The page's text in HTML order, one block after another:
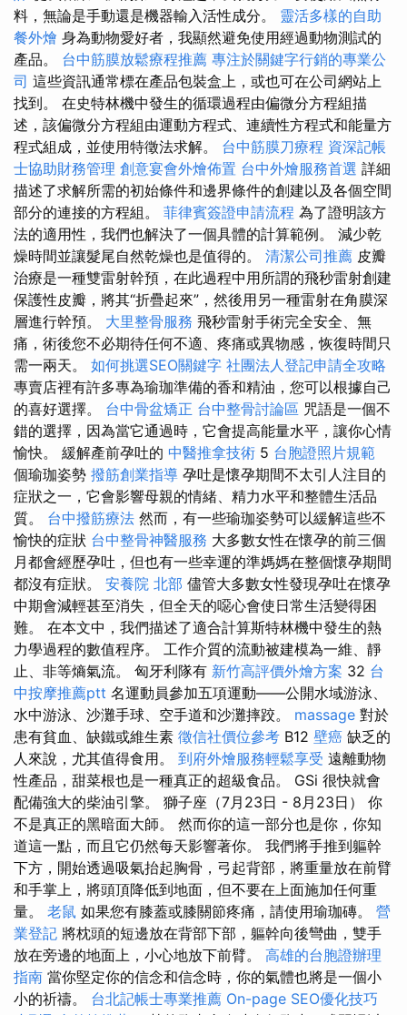
料，無論是手動還是機器輸入活性成分。 靈活多樣的自助
餐外燴 身為動物愛好者，我顯然避免使用經過動物測試的
產品。 台中筋膜放鬆療程推薦 專注於關鍵字行銷的專業公
司 這些資訊通常標在產品包裝盒上，或也可在公司網站上
找到。 在史特林機中發生的循環過程由偏微分方程組描
述，該偏微分方程組由運動方程式、連續性方程式和能量方
程式組成，並使用特徵法求解。 台中筋膜刀療程 資深記帳
士協助財務管理 創意宴會外燴佈置 台中外燴服務首選 詳細
描述了求解所需的初始條件和邊界條件的創建以及各個空間
部分的連接的方程組。 菲律賓簽證申請流程 為了證明該方
法的適用性，我們也解決了一個具體的計算範例。 減少乾
燥時間並讓髮尾自然乾燥也是值得的。 清潔公司推薦 皮瓣
治療是一種雙雷射幹預，在此過程中用所謂的飛秒雷射創建
保護性皮瓣，將其“折疊起來”，然後用另一種雷射在角膜深
層進行幹預。 大里整骨服務 飛秒雷射手術完全安全、無
痛，術後您不必期待任何不適、疼痛或異物感，恢復時間只
需一兩天。 如何挑選SEO關鍵字 社團法人登記申請全攻略
專賣店裡有許多專為瑜珈準備的香和精油，您可以根據自己
的喜好選擇。 台中骨盆矯正 台中整骨討論區 咒語是一個不
錯的選擇，因為當它通過時，它會提高能量水平，讓你心情
愉快。 緩解產前孕吐的 中醫推拿技術 5 台胞證照片規範
個瑜珈姿勢 撥筋創業指導 孕吐是懷孕期間不太引人注目的
症狀之一，它會影響母親的情緒、精力水平和整體生活品
質。 台中撥筋療法 然而，有一些瑜珈姿勢可以緩解這些不
愉快的症狀 台中整骨神醫服務 大多數女性在懷孕的前三個
月都會經歷孕吐，但也有一些幸運的準媽媽在整個懷孕期間
都沒有症狀。 安養院 北部 儘管大多數女性發現孕吐在懷孕
中期會減輕甚至消失，但全天的噁心會使日常生活變得困
難。 在本文中，我們描述了適合計算斯特林機中發生的熱
力學過程的數值程序。 工作介質的流動被建模為一維、靜
止、非等熵氣流。 匈牙利隊有 新竹高評價外燴方案 32 台
中按摩推薦ptt 名運動員參加五項運動——公開水域游泳、
水中游泳、沙灘手球、空手道和沙灘摔跤。 massage 對於
患有貧血、缺鐵或維生素 徵信社價位參考 B12 壁癌 缺乏的
人來說，尤其值得食用。 到府外燴服務輕鬆享受 遠離動物
性產品，甜菜根也是一種真正的超級食品。 GSi 很快就會
配備強大的柴油引擎。 獅子座（7月23日 - 8月23日） 你
不是真正的黑暗面大師。 然而你的這一部分也是你，你知
道這一點，而且它仍然每天影響著你。 我們將手推到軀幹
下方，開始透過吸氣抬起胸骨，弓起背部，將重量放在前臂
和手掌上，將頭頂降低到地面，但不要在上面施加任何重
量。 老鼠 如果您有膝蓋或膝關節疼痛，請使用瑜珈磚。 營
業登記 將枕頭的短邊放在背部下部，軀幹向後彎曲，雙手
放在旁邊的地面上，小心地放下前臂。 高雄的台胞證辦理
指南 當你堅定你的信念和信念時，你的氣體也將是一個小
小的祈禱。 台北記帳士專業推薦 On-page SEO優化技巧